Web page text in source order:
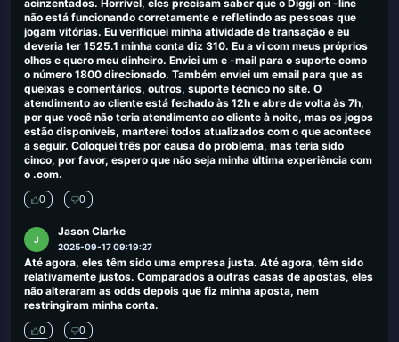
acinzentados. Horrível, eles precisam saber que o Diggi on -line
não está funcionando corretamente e refletindo as pessoas que
jogam vitórias. Eu verifiquei minha atividade de transação e eu
deveria ter 1525.1 minha conta diz 310. Eu a vi com meus próprios
olhos e quero meu dinheiro. Enviei um e -mail para o suporte como
o número 1800 direcionado. Também enviei um email para que as
queixas e comentários, outros, suporte técnico no site. O
atendimento ao cliente está fechado às 12h e abre de volta às 7h,
por que você não teria atendimento ao cliente à noite, mas os jogos
estão disponíveis, manterei todos atualizados com o que acontece
a seguir. Coloquei três por causa do problema, mas teria sido
cinco, por favor, espero que não seja minha última experiência com
o .com.
0 0
J
Jason Clarke
2025-09-17 09:19:27
Até agora, eles têm sido uma empresa justa. Até agora, têm sido
relativamente justos. Comparados a outras casas de apostas, eles
não alteraram as odds depois que fiz minha aposta, nem
restringiram minha conta.
0 0